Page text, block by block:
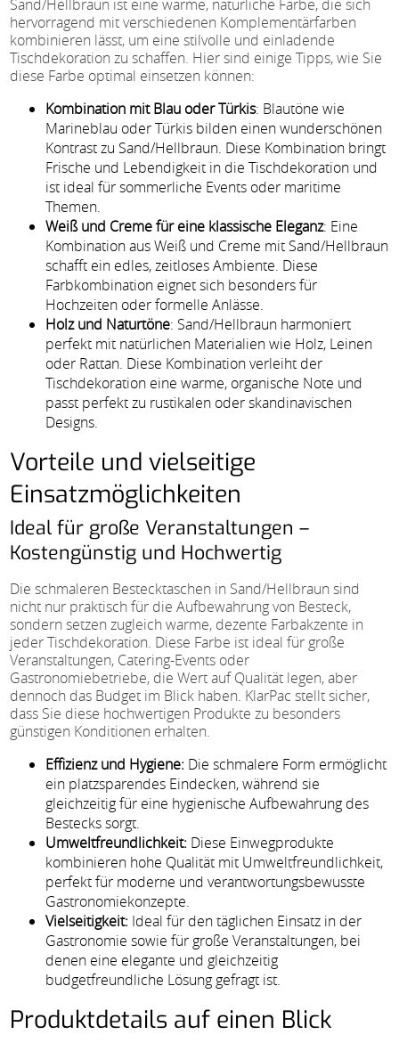
Sand/Hellbraun ist eine warme, natürliche Farbe, die sich
hervorragend mit verschiedenen Komplementärfarben
kombinieren lässt, um eine stilvolle und einladende
Tischdekoration zu schaffen. Hier sind einige Tipps, wie Sie
diese Farbe optimal einsetzen können:
Kombination mit Blau oder Türkis: Blautöne wie
Marineblau oder Türkis bilden einen wunderschönen
Kontrast zu Sand/Hellbraun. Diese Kombination bringt
Frische und Lebendigkeit in die Tischdekoration und
ist ideal für sommerliche Events oder maritime
Themen.
Weiß und Creme für eine klassische Eleganz: Eine
Kombination aus Weiß und Creme mit Sand/Hellbraun
schafft ein edles, zeitloses Ambiente. Diese
Farbkombination eignet sich besonders für
Hochzeiten oder formelle Anlässe.
Holz und Naturtöne: Sand/Hellbraun harmoniert
perfekt mit natürlichen Materialien wie Holz, Leinen
oder Rattan. Diese Kombination verleiht der
Tischdekoration eine warme, organische Note und
passt perfekt zu rustikalen oder skandinavischen
Designs.
Vorteile und vielseitige
Einsatzmöglichkeiten
Ideal für große Veranstaltungen –
Kostengünstig und Hochwertig
Die schmaleren Bestecktaschen in Sand/Hellbraun sind
nicht nur praktisch für die Aufbewahrung von Besteck,
sondern setzen zugleich warme, dezente Farbakzente in
jeder Tischdekoration. Diese Farbe ist ideal für große
Veranstaltungen, Catering-Events oder
Gastronomiebetriebe, die Wert auf Qualität legen, aber
dennoch das Budget im Blick haben. KlarPac stellt sicher,
dass Sie diese hochwertigen Produkte zu besonders
günstigen Konditionen erhalten.
Effizienz und Hygiene: Die schmalere Form ermöglicht
ein platzsparendes Eindecken, während sie
gleichzeitig für eine hygienische Aufbewahrung des
Bestecks sorgt.
Umweltfreundlichkeit: Diese Einwegprodukte
kombinieren hohe Qualität mit Umweltfreundlichkeit,
perfekt für moderne und verantwortungsbewusste
Gastronomiekonzepte.
Vielseitigkeit: Ideal für den täglichen Einsatz in der
Gastronomie sowie für große Veranstaltungen, bei
denen eine elegante und gleichzeitig
budgetfreundliche Lösung gefragt ist.
Produktdetails auf einen Blick